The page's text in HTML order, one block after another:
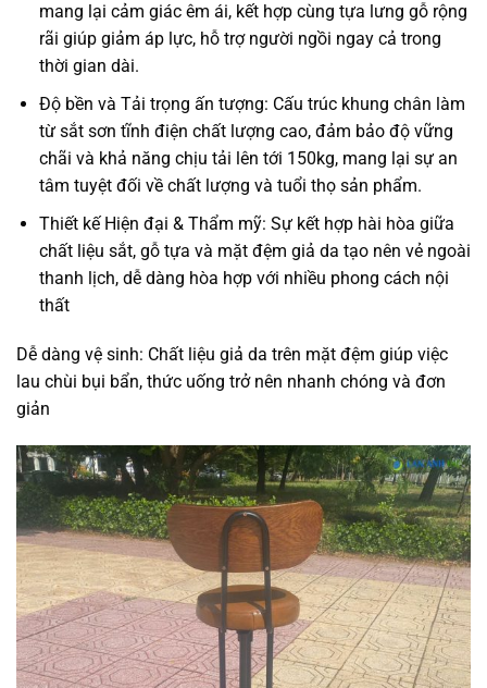
mang lại cảm giác êm ái, kết hợp cùng tựa lưng gỗ rộng
rãi giúp giảm áp lực, hỗ trợ người ngồi ngay cả trong
thời gian dài.
Độ bền và Tải trọng ấn tượng: Cấu trúc khung chân làm
từ sắt sơn tĩnh điện chất lượng cao, đảm bảo độ vững
chãi và khả năng chịu tải lên tới 150kg, mang lại sự an
tâm tuyệt đối về chất lượng và tuổi thọ sản phẩm.
Thiết kế Hiện đại & Thẩm mỹ: Sự kết hợp hài hòa giữa
chất liệu sắt, gỗ tựa và mặt đệm giả da tạo nên vẻ ngoài
thanh lịch, dễ dàng hòa hợp với nhiều phong cách nội
thất
Dễ dàng vệ sinh: Chất liệu giả da trên mặt đệm giúp việc
lau chùi bụi bẩn, thức uống trở nên nhanh chóng và đơn
giản